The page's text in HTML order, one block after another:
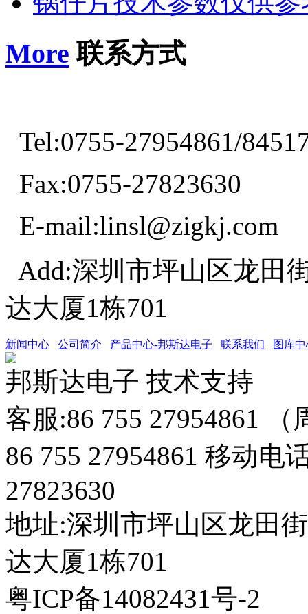
More 联系方式
Tel:0755-27954861/
Fax:0755-27823630
E-mail:linsl@zigkj.com
Add:深圳市坪山区龙田
达大厦1栋701
新闻中心 公司简介 产品中心-邦斯达电子 联系我们 图库
邦斯达电子 技术支持
客服:86 755 27954861
86 755 27954861 移动电
27823630
地址:深圳市坪山区龙田
达大厦1栋701
粤ICP备14082431号-2